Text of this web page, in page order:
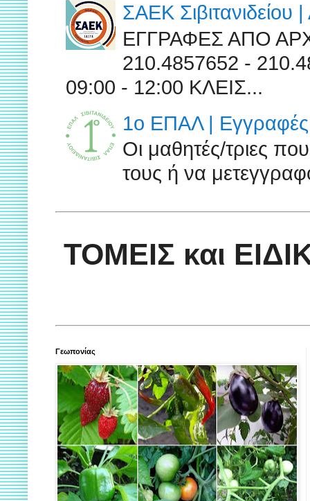
ΣΑΕΚ Σιβιτανιδείου
ΕΓΓΡΑΦΕΣ ΑΠΟ
210.4857652 -
09:00 - 12:00 ΚΛΕΙΣ...
1ο ΕΠΑΛ | Εγγραφές
Οι μαθητές/τριες
τους ή να
ΤΟΜΕΙΣ και
Γεωπονίας